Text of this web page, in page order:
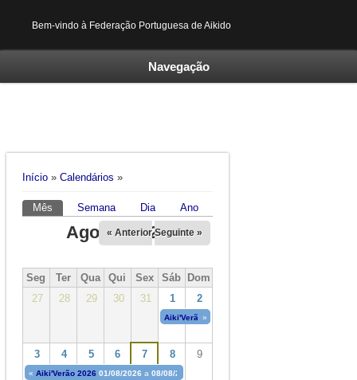
Bem-vindo à Federação Portuguesa de Aikido
Navegação
Está aqui
Início» Calendários »
Separadores primários
Mês (separador ativo)
Semana Dia Ano
Agosto 2026
« Anterior Seguinte »
Seg Ter Qua Qui Sex Sáb
Dom
27
28 29 30 31 1 2
Aiki'Verão 2026
»
3 4 5 6 7 8 9
« Aiki'Verão 2026 01/08/2026 a 08/08/2026